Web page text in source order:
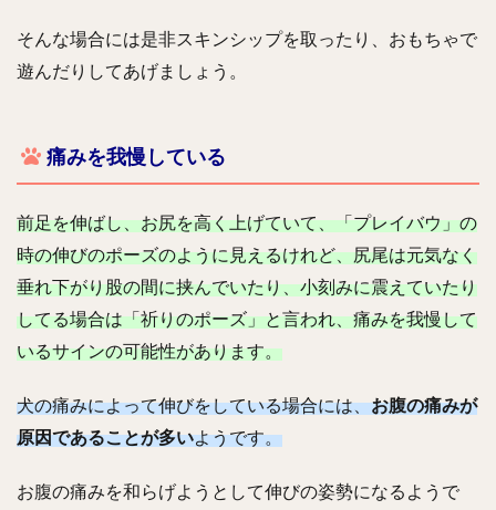
そんな場合には是非スキンシップを取ったり、おもちゃで
遊んだりしてあげましょう。
痛みを我慢している
前足を伸ばし、お尻を高く上げていて、「プレイバウ」の
時の伸びのポーズのように見えるけれど、尻尾は元気なく
垂れ下がり股の間に挟んでいたり、小刻みに震えていたり
してる場合は「祈りのポーズ」と言われ、痛みを我慢して
いるサインの可能性があります。
犬の痛みによって伸びをしている場合には、お腹の痛みが
原因であることが多いようです。
お腹の痛みを和らげようとして伸びの姿勢になるようで